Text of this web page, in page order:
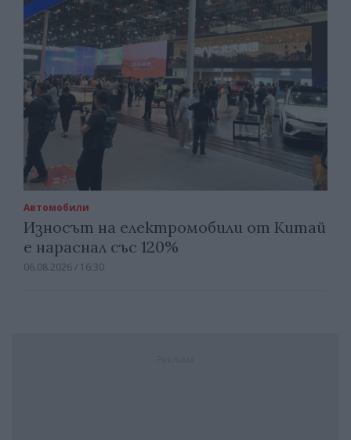
Автомобили
Износът на електромобили от Китай
е нараснал със 120%
06.08.2026 / 16:30